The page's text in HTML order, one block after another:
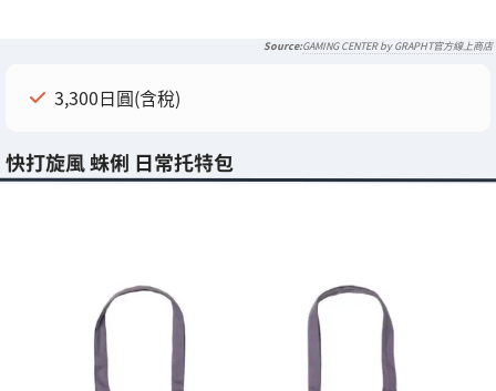
GAMING CENTER by GRAPHT官方線上商店
3,300日圓(含稅)
快打旋風 蛛俐 日常托特包